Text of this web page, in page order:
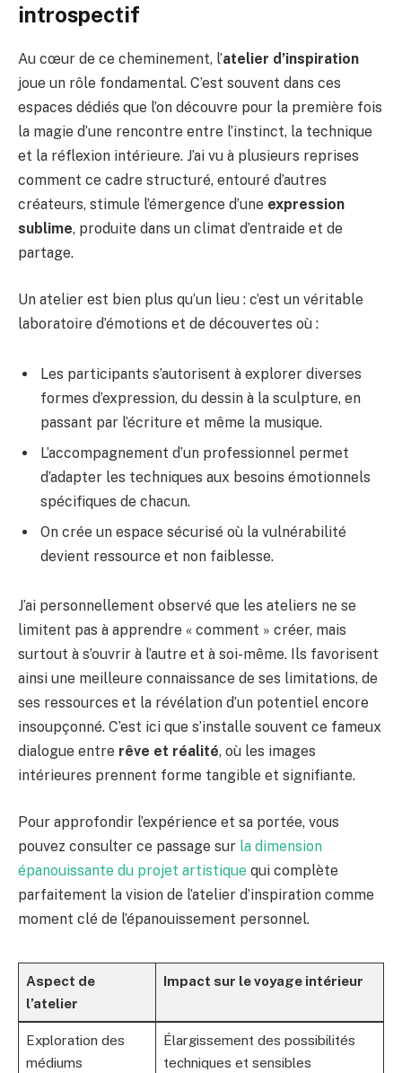
introspectif
Au cœur de ce cheminement, l’atelier d’inspiration
joue un rôle fondamental. C’est souvent dans ces
espaces dédiés que l’on découvre pour la première fois
la magie d’une rencontre entre l’instinct, la technique
et la réflexion intérieure. J’ai vu à plusieurs reprises
comment ce cadre structuré, entouré d’autres
créateurs, stimule l’émergence d’une expression
sublime, produite dans un climat d’entraide et de
partage.
Un atelier est bien plus qu’un lieu : c’est un véritable
laboratoire d’émotions et de découvertes où :
Les participants s’autorisent à explorer diverses
formes d’expression, du dessin à la sculpture, en
passant par l’écriture et même la musique.
L’accompagnement d’un professionnel permet
d’adapter les techniques aux besoins émotionnels
spécifiques de chacun.
On crée un espace sécurisé où la vulnérabilité
devient ressource et non faiblesse.
J’ai personnellement observé que les ateliers ne se
limitent pas à apprendre « comment » créer, mais
surtout à s’ouvrir à l’autre et à soi-même. Ils favorisent
ainsi une meilleure connaissance de ses limitations, de
ses ressources et la révélation d’un potentiel encore
insoupçonné. C’est ici que s’installe souvent ce fameux
dialogue entre rêve et réalité, où les images
intérieures prennent forme tangible et signifiante.
Pour approfondir l’expérience et sa portée, vous
pouvez consulter ce passage sur la dimension
épanouissante du projet artistique qui complète
parfaitement la vision de l’atelier d’inspiration comme
moment clé de l’épanouissement personnel.
Aspect de
l’atelier
Impact sur le voyage intérieur
Exploration des
médiums
Élargissement des possibilités
techniques et sensibles